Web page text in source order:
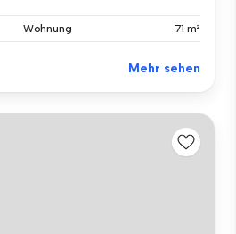
Wohnung 71 m²
Mehr sehen